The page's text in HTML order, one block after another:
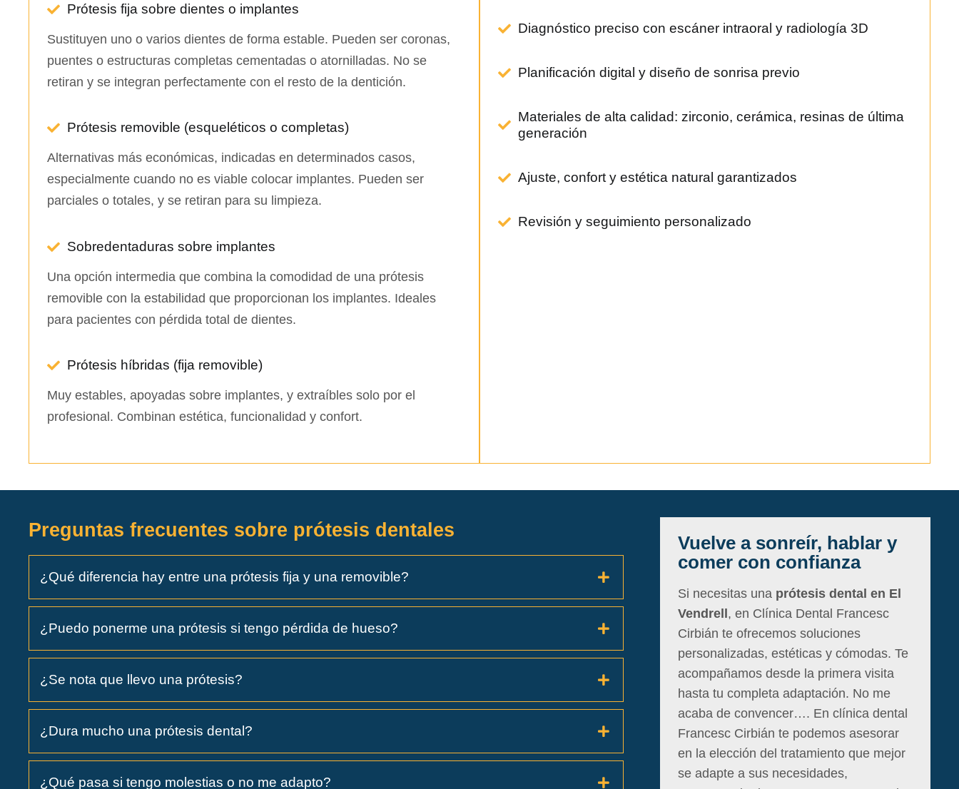
Prótesis fija sobre dientes o implantes
Sustituyen uno o varios dientes de forma estable. Pueden ser coronas,
puentes o estructuras completas cementadas o atornilladas. No se
retiran y se integran perfectamente con el resto de la dentición.
Prótesis removible (esqueléticos o completas)
Alternativas más económicas, indicadas en determinados casos,
especialmente cuando no es viable colocar implantes. Pueden ser
parciales o totales, y se retiran para su limpieza.
Sobredentaduras sobre implantes
Una opción intermedia que combina la comodidad de una prótesis
removible con la estabilidad que proporcionan los implantes. Ideales
para pacientes con pérdida total de dientes.
Prótesis híbridas (fija removible)
Muy estables, apoyadas sobre implantes, y extraíbles solo por el
profesional. Combinan estética, funcionalidad y confort.
Diagnóstico preciso con escáner intraoral y radiología 3D
Planificación digital y diseño de sonrisa previo
Materiales de alta calidad: zirconio, cerámica, resinas de última
generación
Ajuste, confort y estética natural garantizados
Revisión y seguimiento personalizado
Preguntas frecuentes sobre prótesis dentales
¿Qué diferencia hay entre una prótesis fija y una removible?
¿Puedo ponerme una prótesis si tengo pérdida de hueso?
¿Se nota que llevo una prótesis?
¿Dura mucho una prótesis dental?
¿Qué pasa si tengo molestias o no me adapto?
Vuelve a sonreír, hablar y
comer con confianza
Si necesitas una prótesis dental en El
Vendrell , en Clínica Dental Francesc
Cirbián te ofrecemos soluciones
personalizadas, estéticas y cómodas. Te
acompañamos desde la primera visita
hasta tu completa adaptación. No me
acaba de convencer…. En clínica dental
Francesc Cirbián te podemos asesorar
en la elección del tratamiento que mejor
se adapte a sus necesidades,